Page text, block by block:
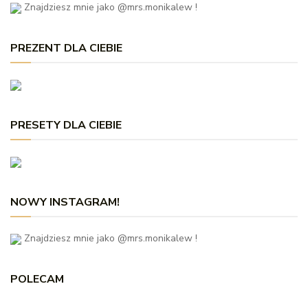
Znajdziesz mnie jako @mrs.monikalew !
PREZENT DLA CIEBIE
PRESETY DLA CIEBIE
NOWY INSTAGRAM!
Znajdziesz mnie jako @mrs.monikalew !
POLECAM